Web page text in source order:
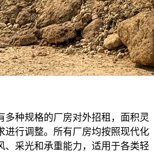
多种规格的厂房对外招租，面积灵
进行调整。所有厂房均按照现代化
、采光和承重能力，适用于各类轻